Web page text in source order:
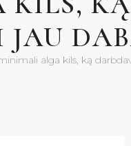
JAU
alga kils, ką
DUK